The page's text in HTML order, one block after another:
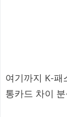
여기까지 K-패
통카드 차이